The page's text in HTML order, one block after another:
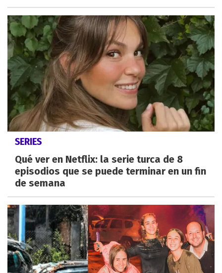
SERIES
Qué ver en Netflix: la serie turca de 8
episodios que se puede terminar en un fin
de semana